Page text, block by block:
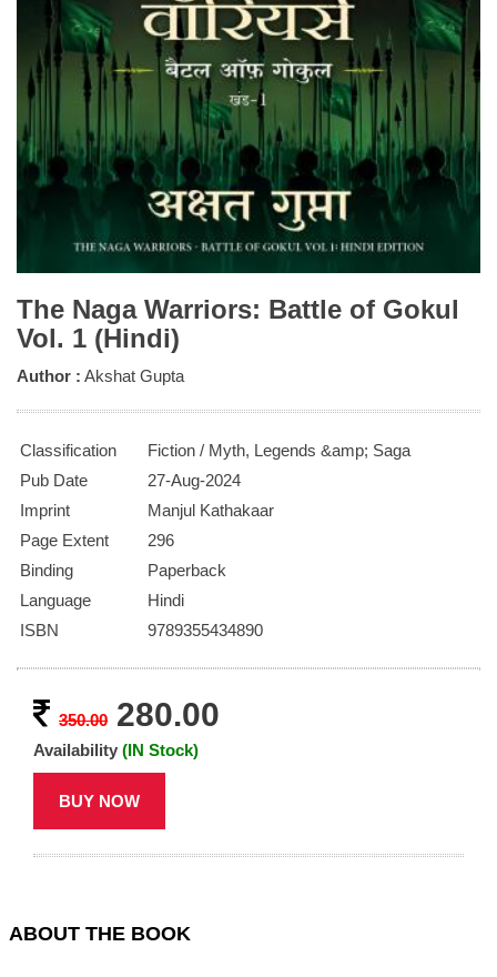
The Naga Warriors: Battle of Gokul
Vol. 1 (Hindi)
Author : Akshat Gupta
Classification
Fiction / Myth, Legends &amp; Saga
Pub Date
27-Aug-2024
Imprint
Manjul Kathakaar
Page Extent
296
Binding
Paperback
Language
Hindi
ISBN
9789355434890
350.00 280.00
Availability (IN Stock)
BUY NOW
ABOUT THE BOOK